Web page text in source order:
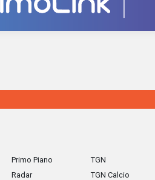
Primo Piano
Radar
TGN
TGN Calcio